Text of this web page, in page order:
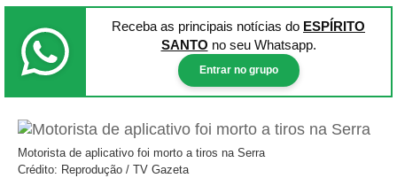
Receba as principais notícias do ESPÍRITO
SANTO no seu Whatsapp.
Entrar no grupo
Motorista de aplicativo foi morto a tiros na Serra
Crédito: Reprodução / TV Gazeta